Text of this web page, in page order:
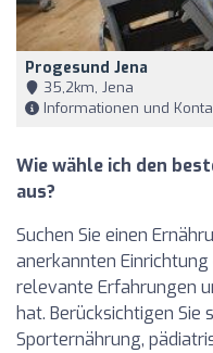
Progesund Jena
35,2km, Jena
Informationen und
Wie wähle ich den
aus?
Suchen Sie einen
anerkannten
relevante Erfahrungen
hat. Berücksichtigen Sie
Sporternährung,